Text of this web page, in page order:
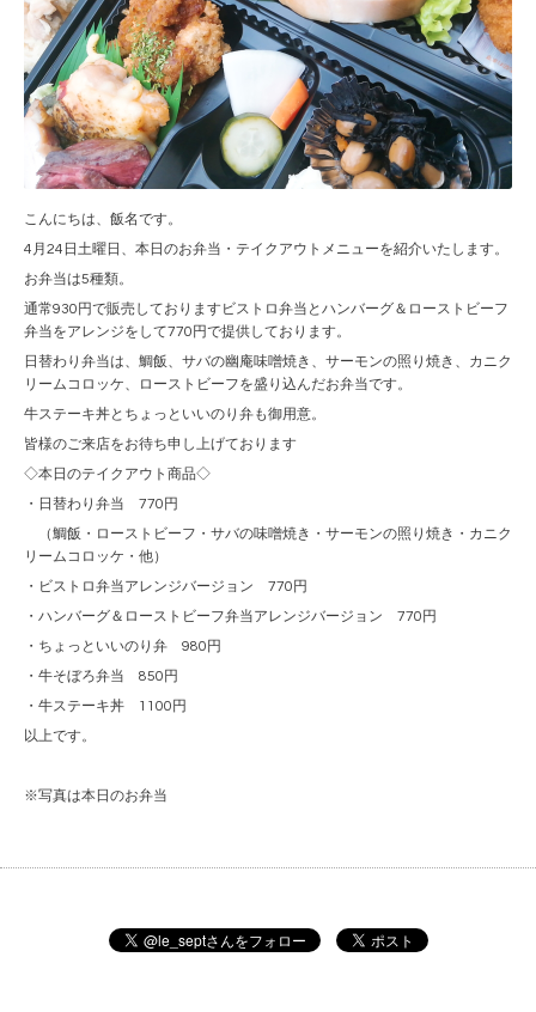
こんにちは、飯名です。
4月24日土曜日、本日のお弁当・テイクアウトメニューを紹介いたします。
お弁当は5種類。
通常930円で販売しておりますビストロ弁当とハンバーグ＆ローストビーフ
弁当をアレンジをして770円で提供しております。
日替わり弁当は、鯛飯、サバの幽庵味噌焼き、サーモンの照り焼き、カニク
リームコロッケ、ローストビーフを盛り込んだお弁当です。
牛ステーキ丼とちょっといいのり弁も御用意。
皆様のご来店をお待ち申し上げております
◇本日のテイクアウト商品◇
・日替わり弁当 770円
（鯛飯・ローストビーフ・サバの味噌焼き・サーモンの照り焼き・カニク
リームコロッケ・他）
・ビストロ弁当アレンジバージョン 770円
・ハンバーグ＆ローストビーフ弁当アレンジバージョン 770円
・ちょっといいのり弁 980円
・牛そぼろ弁当 850円
・牛ステーキ丼 1100円
以上です。
※写真は本日のお弁当